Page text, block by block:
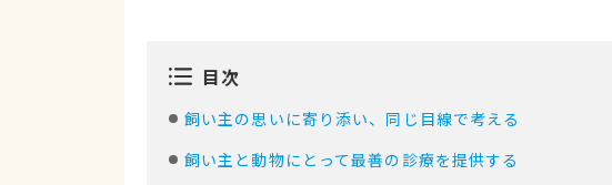
目次
飼い主の思いに寄り添い、同じ目線で考える
飼い主と動物にとって最善の診療を提供する